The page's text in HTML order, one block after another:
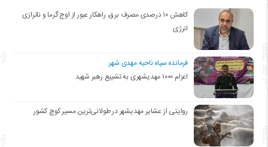
کاهش ۱۰ درصدی مصرف برق، راهکار عبور از اوج گرما و ناترازی
انرژی
فرمانده سپاه ناحیه مهدی شهر:
اعزام ۱۰۰۰ مهدیشهری به تشییع رهبر شهید
روایتی از عشایر مهدیشهر در طولانی‌ترین مسیر کوچ کشور